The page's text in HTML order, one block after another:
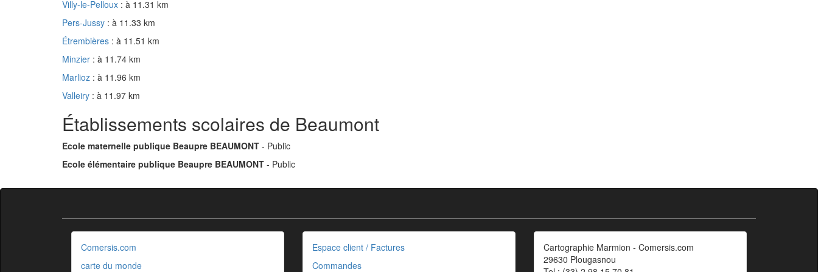
Villy-le-Pelloux : à 11.31 km
Pers-Jussy : à 11.33 km
Étrembières : à 11.51 km
Minzier : à 11.74 km
Marlioz : à 11.96 km
Valleiry : à 11.97 km
Établissements scolaires de Beaumont
Ecole maternelle publique Beaupre BEAUMONT - Public
Ecole élémentaire publique Beaupre BEAUMONT - Public
Comersis.com
carte du monde
Espace client / Factures
Commandes
Cartographie Marmion - Comersis.com
29630 Plougasnou